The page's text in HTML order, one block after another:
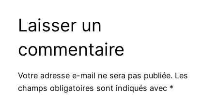
Laisser un
commentaire
Votre adresse e-mail ne sera pas publiée. Les
champs obligatoires sont indiqués avec *